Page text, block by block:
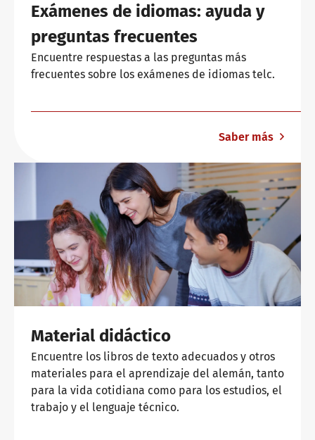
Exámenes de idiomas: ayuda y
preguntas frecuentes
Encuentre respuestas a las preguntas más
frecuentes sobre los exámenes de idiomas telc.
Saber más
Material didáctico
Encuentre los libros de texto adecuados y otros
materiales para el aprendizaje del alemán, tanto
para la vida cotidiana como para los estudios, el
trabajo y el lenguaje técnico.